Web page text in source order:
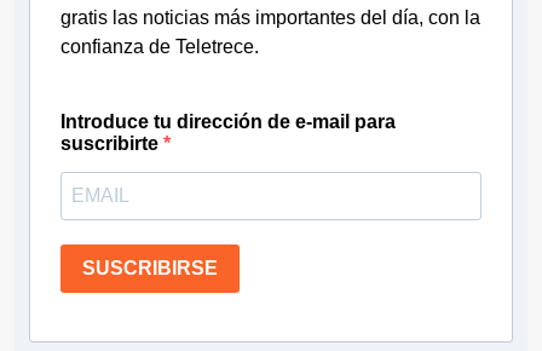
gratis las noticias más importantes del día, con la
confianza de Teletrece.
Introduce tu dirección de e-mail para
suscribirte
SUSCRIBIRSE